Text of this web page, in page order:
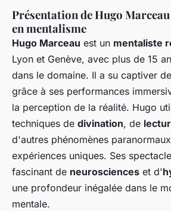
Présentation de Hugo
en mentalisme
Hugo Marceau est un mentaliste
Lyon et Genève, avec plus de 15
dans le domaine. Il a su captiver
grâce à ses performances
la perception de la réalité. Hugo
techniques de divination, de
d'autres phénomènes
expériences uniques. Ses
fascinant de neurosciences et d'
une profondeur inégalée dans le
mentale.